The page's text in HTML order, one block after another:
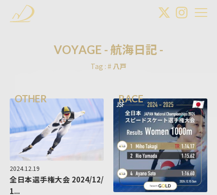
VOYAGE - 航海日記 -
Tag : # 八戸
OTHER
2024.12.19
全日本選手権大会 2024/12/
1...
RACE